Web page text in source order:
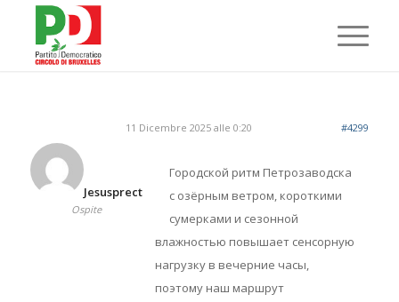
11 Dicembre 2025 alle 0:20 #4299
Jesusprect
Ospite
Городской ритм Петрозаводска
с озёрным ветром, короткими
сумерками и сезонной
влажностью повышает сенсорную
нагрузку в вечерние часы,
поэтому наш маршрут